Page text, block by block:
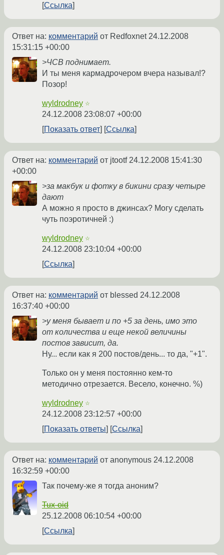
Ссылка
Ответ на: комментарий от Redfoxnet 24.12.2008
15:31:15 +00:00
>ЧСВ поднимает.
И ты меня кармадрочером вчера называл!?
Позор!
wyldrodney ☆
24.12.2008 23:08:07 +00:00
Показать ответ
Ссылка
Ответ на: комментарий от jtootf 24.12.2008 15:41:30
+00:00
>за макбук и фотку в бикини сразу четыре
дают
А можно я просто в джинсах? Могу сделать
чуть поэротичней :)
wyldrodney ☆
24.12.2008 23:10:04 +00:00
Ссылка
Ответ на: комментарий от blessed 24.12.2008
16:37:40 +00:00
>у меня бывает и по +5 за день, имо это
от количества и еще некой величины
постов зависит, да.
Ну... если как я 200 постов/день... то да, "+1".
Только он у меня постоянно кем-то
методично отрезается. Весело, конечно. %)
wyldrodney ☆
24.12.2008 23:12:57 +00:00
Показать ответы
Ссылка
Ответ на: комментарий от anonymous 24.12.2008
16:32:59 +00:00
Так почему-же я тогда аноним?
Tux-oid
25.12.2008 06:10:54 +00:00
Ссылка